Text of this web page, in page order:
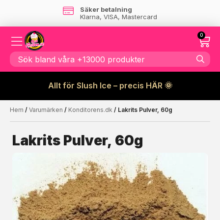
Säker betalning
Klarna, VISA, Mastercard
0
Allt för Slush Ice – precis HÄR 🌞
Kanske någon av dessa
☓
Hem / Varumärken / Konditorens.dk / Lakrits Pulver, 60g
Lakrits Pulver, 60g